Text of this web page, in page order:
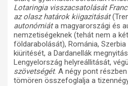
Lotaringia visszacsatolását
az olasz határok kiigazitását
autonómiáta magyarországi és
nemzetiségeknek (tehát nem a
földarabolását), Románia,
kiüritését, a Dardanellák
Lengyelország helyreállitását,
szövetségét. A négy pont
tömören összefoglalja a